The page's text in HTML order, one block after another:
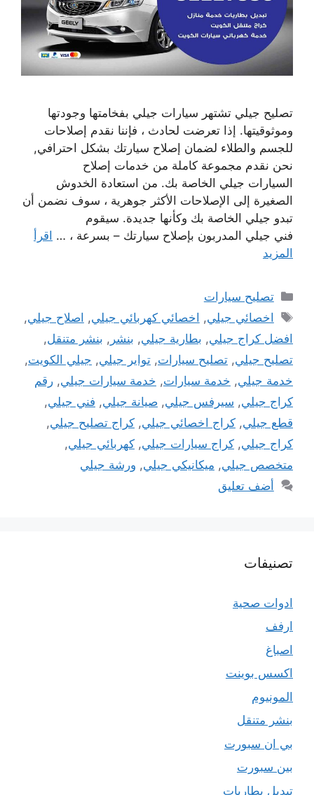
تصليح جيلي تشتهر سيارات جيلي بفخامتها وجودتها
وموثوقيتها. إذا تعرضت لحادث ، فإننا نقدم إصلاحات
للجسم والطلاء لضمان إصلاح سيارتك بشكل احترافي,
نحن نقدم مجموعة كاملة من خدمات إصلاح
السيارات جيلي الخاصة بك. من استعادة الخدوش
الصغيرة إلى الإصلاحات الأكثر جوهرية ، سوف نضمن أن
تبدو جيلي الخاصة بك وكأنها جديدة. سيقوم
فني جيلي المدربون بإصلاح سيارتك – بسرعة ، … اقرأ
المزيد
التصنيفات
تصليح سيارات
الوسوم
اخصائي جيلي, اخصائي كهربائي جيلي, اصلاح جيلي,
افضل كراج جيلي, بطارية جيلي, بنشر , بنشر متنقل,
تصليح جيلي, تصليح سيارات, تواير جيلي, جيلي الكويت,
خدمة جيلي, خدمة سيارات, خدمة سيارات جيلي, رقم
كراج جيلي, سيرفس جيلي, صيانة جيلي, فني جيلي,
قطع جيلي, كراج اخصائي جيلي, كراج تصليح جيلي,
كراج جيلي, كراج سيارات جيلي, كهربائي جيلي,
متخصص جيلي, ميكانيكي جيلي, ورشة جيلي
أضف تعليق
تصنيفات
ادوات صحية
ارفف
اصباغ
اكسس بوينت
المونيوم
بنشر متنقل
بي ان سبورت
بين سبورت
تبديل بطاريات